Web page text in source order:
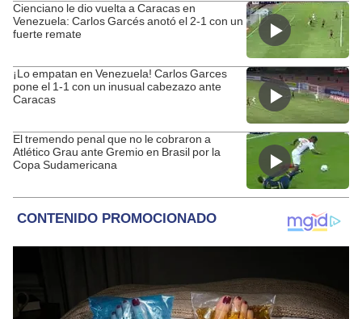
Cienciano le dio vuelta a Caracas en
Venezuela: Carlos Garcés anotó el 2-1 con un
fuerte remate
¡Lo empatan en Venezuela! Carlos Garces
pone el 1-1 con un inusual cabezazo ante
Caracas
El tremendo penal que no le cobraron a
Atlético Grau ante Gremio en Brasil por la
Copa Sudamericana